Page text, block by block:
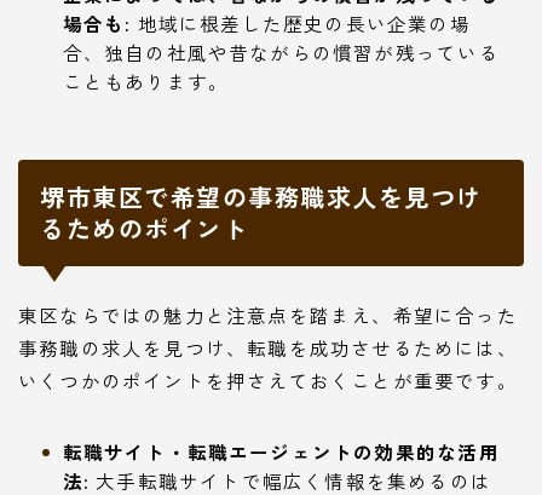
場合も: 地域に根差した歴史の長い企業の場
合、独自の社風や昔ながらの慣習が残っている
こともあります。
堺市東区で希望の事務職求人を見つけ
るためのポイント
東区ならではの魅力と注意点を踏まえ、希望に合った
事務職の求人を見つけ、転職を成功させるためには、
いくつかのポイントを押さえておくことが重要です。
転職サイト・転職エージェントの効果的な活用
法: 大手転職サイトで幅広く情報を集めるのは